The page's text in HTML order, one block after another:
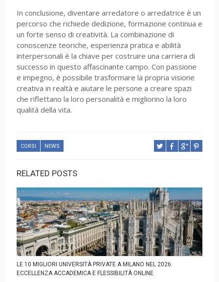
In conclusione, diventare arredatore o arredatrice è un
percorso che richiede dedizione, formazione continua e
un forte senso di creatività. La combinazione di
conoscenze teoriche, esperienza pratica e abilità
interpersonali è la chiave per costruire una carriera di
successo in questo affascinante campo. Con passione
e impegno, è possibile trasformare la propria visione
creativa in realtà e aiutare le persone a creare spazi
che riflettano la loro personalità e migliorino la loro
qualità della vita.
CORSI NEWS
RELATED POSTS
LE 10 MIGLIORI UNIVERSITÀ PRIVATE A MILANO NEL 2026:
ECCELLENZA ACCADEMICA E FLESSIBILITÀ ONLINE